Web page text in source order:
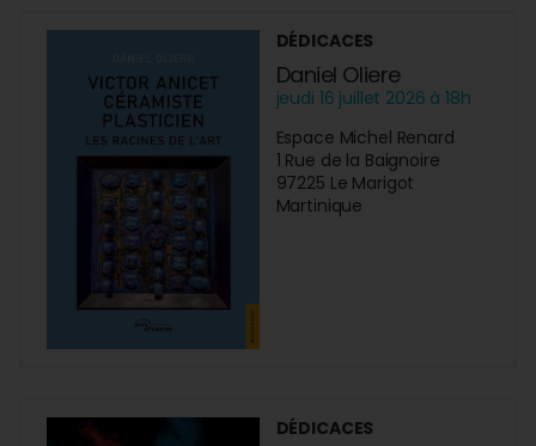
DÉDICACES
Daniel Oliere
jeudi 16 juillet 2026 à 18h
Espace Michel Renard
1 Rue de la Baignoire
97225 Le Marigot
Martinique
DÉDICACES